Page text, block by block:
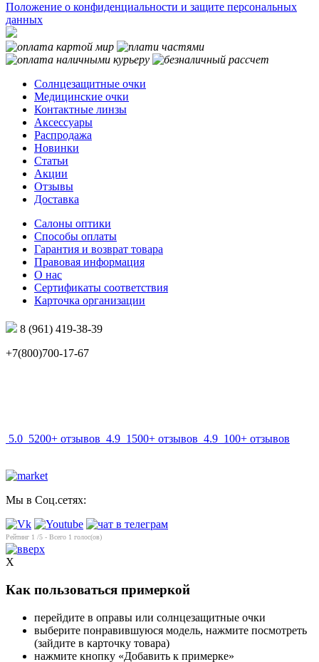
Положение о конфиденциальности и защите персональных
данных
Солнцезащитные очки
Медицинские очки
Контактные линзы
Аксессуары
Распродажа
Новинки
Статьи
Акции
Отзывы
Доставка
Салоны оптики
Способы оплаты
Гарантия и возврат товара
Правовая информация
О нас
Сертификаты соответствия
Карточка организации
8 (961) 419-38-39
+7(800)700-17-67
5.0 5200+ отзывов 4.9 1500+ отзывов 4.9 100+ отзывов
Мы в Соц.сетях:
Рейтинг 1 /5 - Всего 1 голос(ов)
X
Как пользоваться примеркой
перейдите в оправы или солнцезащитные очки
выберите понравившуюся модель, нажмите посмотреть
(зайдите в карточку товара)
нажмите кнопку «Добавить к примерке»